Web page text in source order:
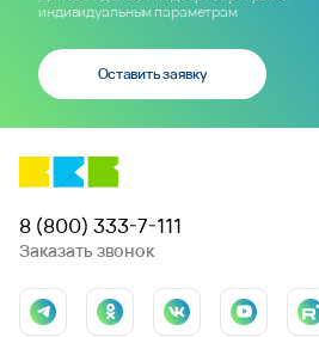
индивидуальным параметрам
Оставить заявку
8 (800) 333-7-111
Заказать звонок